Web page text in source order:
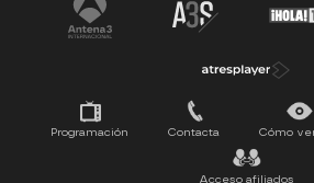
Programación Contacta Cómo
Acceso afiliados